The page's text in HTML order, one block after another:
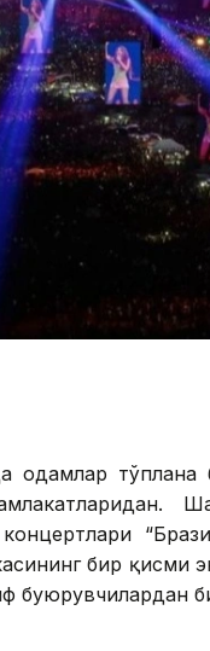
одамлар тўплана
бир қисми